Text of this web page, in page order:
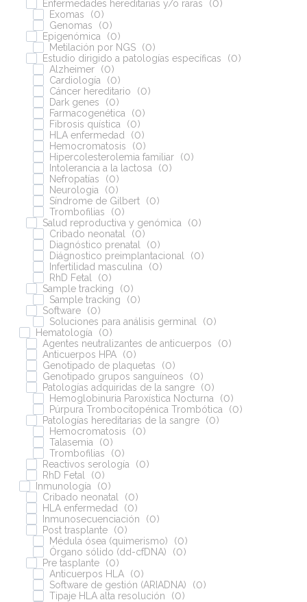
Enfermedades hereditarias y/o raras
(0)
Exomas
(0)
Genomas
(0)
Epigenómica
(0)
Metilación por NGS
(0)
Estudio dirigido a patologías específicas
(0)
Alzheimer
(0)
Cardiología
(0)
Cáncer hereditario
(0)
Dark genes
(0)
Farmacogenética
(0)
Fibrosis quística
(0)
HLA enfermedad
(0)
Hemocromatosis
(0)
Hipercolesterolemia familiar
(0)
Intolerancia a la lactosa
(0)
Nefropatías
(0)
Neurologia
(0)
Síndrome de Gilbert
(0)
Trombofilias
(0)
Salud reproductiva y genómica
(0)
Cribado neonatal
(0)
Diagnóstico prenatal
(0)
Diágnostico preimplantacional
(0)
Infertilidad masculina
(0)
RhD Fetal
(0)
Sample tracking
(0)
Sample tracking
(0)
Software
(0)
Soluciones para análisis germinal
(0)
Hematología
(0)
Agentes neutralizantes de anticuerpos
(0)
Anticuerpos HPA
(0)
Genotipado de plaquetas
(0)
Genotipado grupos sanguíneos
(0)
Patologías adquiridas de la sangre
(0)
Hemoglobinuria Paroxística Nocturna
(0)
Púrpura Trombocitopénica Trombótica
(0)
Patologías hereditarias de la sangre
(0)
Hemocromatosis
(0)
Talasemia
(0)
Trombofilias
(0)
Reactivos serología
(0)
RhD Fetal
(0)
Inmunología
(0)
Cribado neonatal
(0)
HLA enfermedad
(0)
Inmunosecuenciación
(0)
Post trasplante
(0)
Médula ósea (quimerismo)
(0)
Órgano sólido (dd-cfDNA)
(0)
Pre tasplante
(0)
Anticuerpos HLA
(0)
Software de gestión (ARIADNA)
(0)
Tipaje HLA alta resolución
(0)